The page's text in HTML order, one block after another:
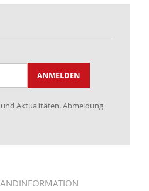
ANMELDEN
Aktualitäten. Abmeldung